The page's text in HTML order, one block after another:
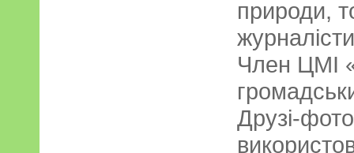
природи,
Член ЦМІ
Друзі-